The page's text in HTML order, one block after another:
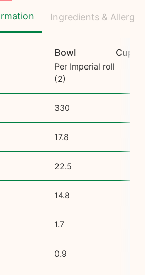
Ingredients &
Bowl Cup
Per Imperial roll
(2)
330
17.8
22.5
14.8
1.7
0.9